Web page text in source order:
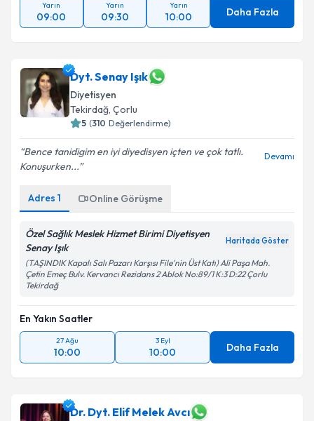
Yarın
09:00
Yarın
09:30
Yarın
10:00 Daha Fazla
Dyt. Senay Işık
Diyetisyen
Tekirdağ, Çorlu
5 (310 Değerlendirme)
Bence tanidigim en iyi diyedisyen içten ve çok tatlı.
Konuşurken...
Devamı
Adres 1 Online Görüşme
Özel Sağlık Meslek Hizmet Birimi Diyetisyen
Senay Işık
Haritada Göster
(TAŞINDIK Kapalı Salı Pazarı Karşısı File'nin Üst Katı) Ali Paşa Mah.
Çetin Emeç Bulv. Kervancı Rezidans 2 Ablok No:89/1 K:3 D:22 Çorlu
Tekirdağ
En Yakın Saatler
27 Ağu
10:00
3 Eyl
10:00 Daha Fazla
Dr. Dyt. Elif Melek Avcı